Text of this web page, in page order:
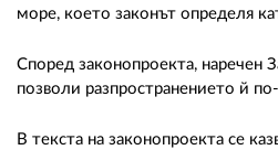
море, което законът определя
Според законопроекта, наречен
позволи разпространението й
В текста на законопроекта се